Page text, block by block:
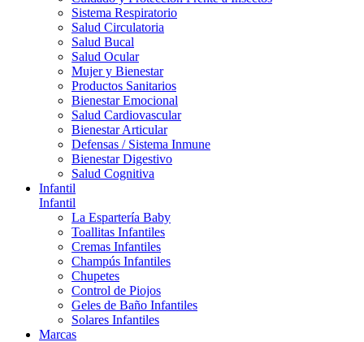
Sistema Respiratorio
Salud Circulatoria
Salud Bucal
Salud Ocular
Mujer y Bienestar
Productos Sanitarios
Bienestar Emocional
Salud Cardiovascular
Bienestar Articular
Defensas / Sistema Inmune
Bienestar Digestivo
Salud Cognitiva
Infantil
Infantil
La Espartería Baby
Toallitas Infantiles
Cremas Infantiles
Champús Infantiles
Chupetes
Control de Piojos
Geles de Baño Infantiles
Solares Infantiles
Marcas